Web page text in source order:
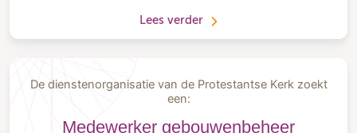
Lees verder
Medewerker gebouwenbeheer
De dienstenorganisatie van de Protestantse Kerk zoekt
een: